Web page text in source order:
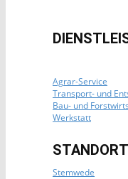
Agrar-Service
Transport- und
Bau- und
Werkstatt
Stemwede